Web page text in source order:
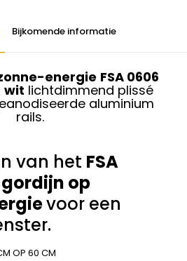
Bijkomende informatie
energie FSA 0606
wit lichtdimmend plissé
aluminium
rails.
van het FSA
gordijn op
voor een
OP 60 CM